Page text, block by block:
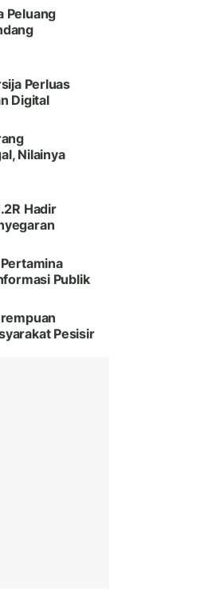
Peluang
Perluas
Digital
Nilainya
Hadir
Publik
Pesisir